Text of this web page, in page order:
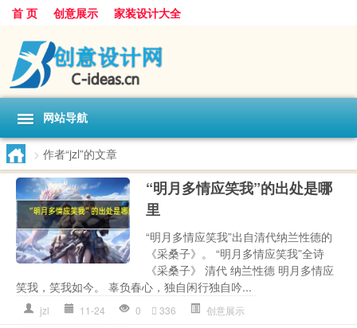
首 页 创意展示 家装设计大全
网站导航
> 作者“jzl”的文章
“明月多情应笑我”的出处是哪
里
“明月多情应笑我”出自清代纳兰性德的
《采桑子》。 “明月多情应笑我”全诗
《采桑子》 清代 纳兰性德 明月多情应
笑我，笑我如今。 辜负春心，独自闲行独自吟...
jzl 11-24 0 336 创意展示